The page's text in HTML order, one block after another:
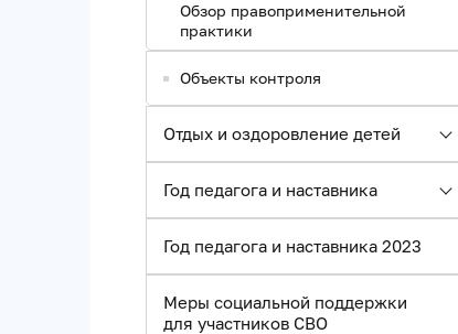
Обзор правоприменительной
практики
Объекты контроля
Отдых и оздоровление детей
Год педагога и наставника
Год педагога и наставника 2023
Меры социальной поддержки
для участников СВО